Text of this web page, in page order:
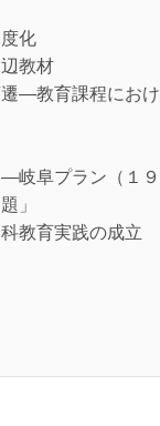
化
教材
―教育課程にお
阜プラン（１
」
教育実践の成立